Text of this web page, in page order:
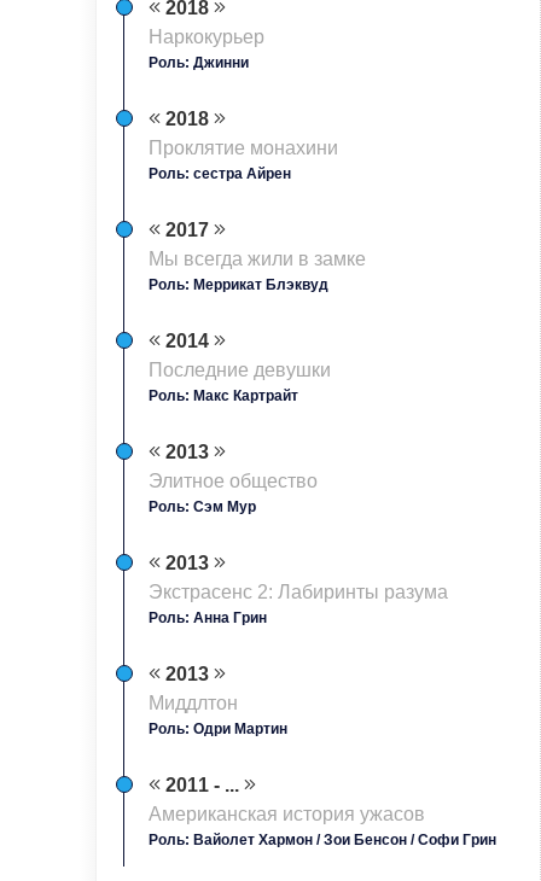
2018
Наркокурьер
Роль: Джинни
2018
Проклятие монахини
Роль: сестра Айрен
2017
Мы всегда жили в замке
Роль: Меррикат Блэквуд
2014
Последние девушки
Роль: Макс Картрайт
2013
Элитное общество
Роль: Сэм Мур
2013
Экстрасенс 2: Лабиринты разума
Роль: Анна Грин
2013
Миддлтон
Роль: Одри Мартин
2011 - ...
Американская история ужасов
Роль: Вайолет Хармон / Зои Бенсон / Софи Грин